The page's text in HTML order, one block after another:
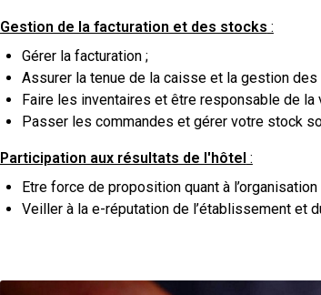
Gestion de la facturation et des stocks :
Gérer la facturation ;
Assurer la tenue de la caisse et la gestion
Faire les inventaires et être responsable de
Passer les commandes et gérer votre stock
Participation aux résultats de l'hôtel :
Etre force de proposition quant à
Veiller à la e-réputation de l’établissement et